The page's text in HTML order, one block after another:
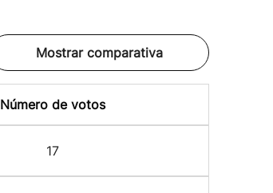
Mostrar comparativa
Número de votos
17